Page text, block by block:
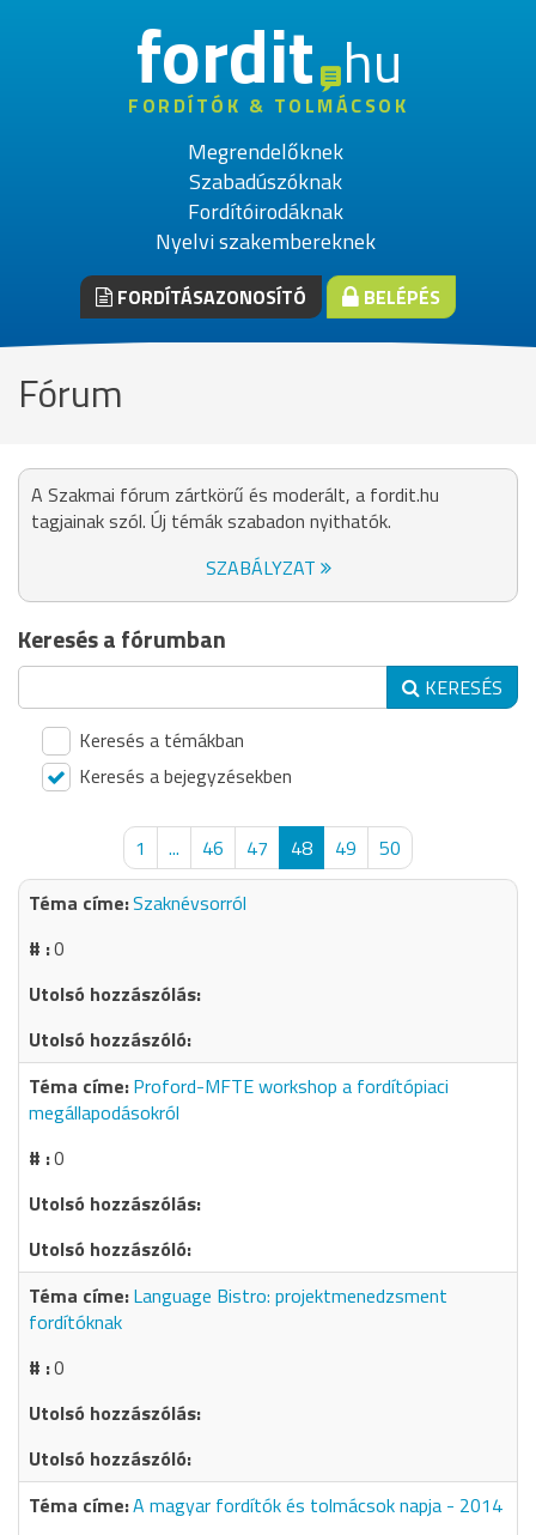
fordithu
FORDÍTÓK & TOLMÁCSOK
Megrendelőknek
Szabadúszóknak
Fordítóirodáknak
Nyelvi szakembereknek
FORDÍTÁSAZONOSÍTÓ BELÉPÉS
Fórum
A Szakmai fórum zártkörű és moderált, a fordit.hu
tagjainak szól. Új témák szabadon nyithatók.
SZABÁLYZAT
Keresés a fórumban
KERESÉS
Keresés a témákban
Keresés a bejegyzésekben
1 ... 46 47 48 49
50
Szaknévsorról
0
Proford-MFTE workshop a fordítópiaci
megállapodásokról
0
Language Bistro: projektmenedzsment
fordítóknak
0
A magyar fordítók és tolmácsok napja - 2014